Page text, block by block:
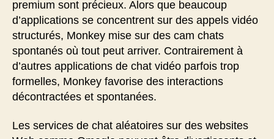
premium sont précieux. Alors que beaucoup
d’applications se concentrent sur des appels vidéo
structurés, Monkey mise sur des cam chats
spontanés où tout peut arriver. Contrairement à
d’autres applications de chat vidéo parfois trop
formelles, Monkey favorise des interactions
décontractées et spontanées.
Les services de chat aléatoires sur des websites